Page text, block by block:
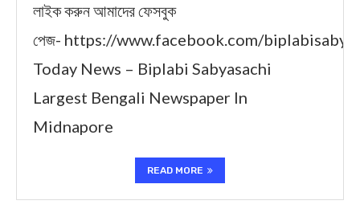
লাইক করুন আমাদের ফেসবুক
পেজ- https://www.facebook.com/
Today News – Biplabi Sabyasachi
Largest Bengali Newspaper In
Midnapore
READ MORE